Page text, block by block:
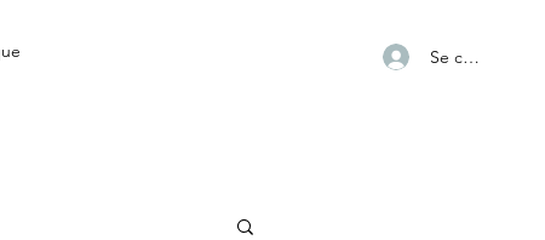
Se connecter